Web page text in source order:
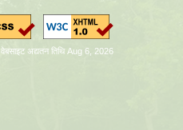
वेबसाइट अद्यतन तिथि Aug 6, 2026